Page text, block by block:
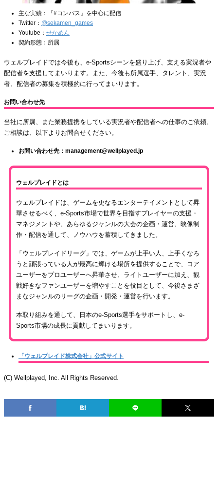
主な実績：『#コンパス』を中心に配信
Twitter： @sekamen_games
Youtube： せかめん
契約形態：所属
ウェルプレイドでは今後も、e-Sportsシーンを盛り上げ、支える実況者や
配信者を支援してまいります。また、今後も所属選手、タレント、実況
者、配信者の募集を積極的に行ってまいります。
お問い合わせ先
当社に所属、また業務提携をしている実況者や配信者への仕事のご依頼、
ご相談は、以下よりお問合せください。
お問い合わせ先：management@wellplayed.jp
ウェルプレイドとは
ウェルプレイドは、ゲームを更なるエンターテイメントとして昇
華させるべく、e-Sports市場で世界を目指すプレイヤーの支援・
マネジメントや、あらゆるジャンルの大会の企画・運営、映像制
作・配信を通して、ノウハウを蓄積してきました。
「ウェルプレイドリーグ」では、ゲームが上手い人、上手くなろ
うと頑張っている人が最高に輝ける場所を提供することで、コア
ユーザーをプロユーザーへ昇華させ、ライトユーザーに加え、観
戦好きなファンユーザーを増やすことを役目として、今後さまざ
まなジャンルのリーグの企画・開発・運営を行います。
本取り組みを通して、日本のe-Sports選手をサポートし、e-
Sports市場の成長に貢献してまいります。
「ウェルプレイド株式会社」公式サイト
(C) Wellplayed, Inc. All Rights Reserved.